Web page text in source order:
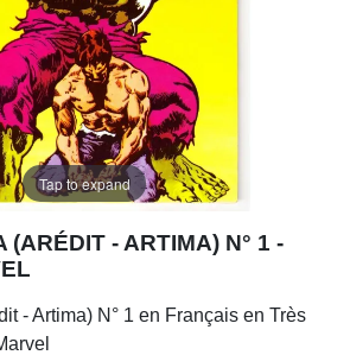
Tap to expand
(ARÉDIT - ARTIMA) N° 1 -
- Artima) N° 1 en Français en Très